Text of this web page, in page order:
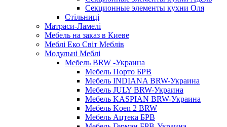
Секционные элементы кухни Оля
Стільниці
Матраси-Ламелі
Мебель на заказ в Киеве
Меблі Еко Світ Меблів
Модульні Меблі
Мебель BRW -Украина
Мебель Порто БРВ
Мебель INDIANA BRW-Украина
Мебель JULY BRW-Украина
Мебель KASPIAN BRW-Украина
Мебель Koen 2 BRW
Мебель Ацтека БРВ